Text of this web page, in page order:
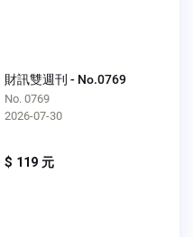
財訊雙週刊 - No.0769
No. 0769
2026-07-30
$ 119 元